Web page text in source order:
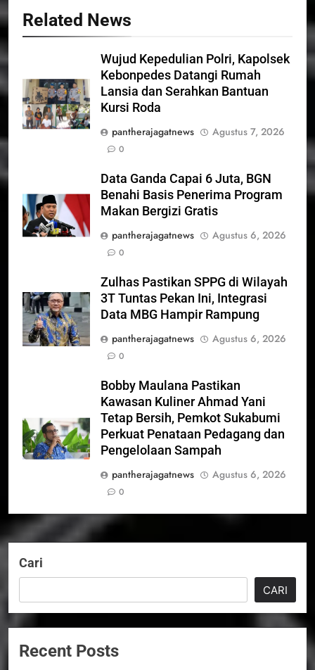
Related News
Wujud Kepedulian Polri, Kapolsek
Kebonpedes Datangi Rumah
Lansia dan Serahkan Bantuan
Kursi Roda
pantherajagatnews
Agustus 7, 2026
0
Data Ganda Capai 6 Juta, BGN
Benahi Basis Penerima Program
Makan Bergizi Gratis
pantherajagatnews
Agustus 6, 2026
0
Zulhas Pastikan SPPG di Wilayah
3T Tuntas Pekan Ini, Integrasi
Data MBG Hampir Rampung
pantherajagatnews
Agustus 6, 2026
0
Bobby Maulana Pastikan
Kawasan Kuliner Ahmad Yani
Tetap Bersih, Pemkot Sukabumi
Perkuat Penataan Pedagang dan
Pengelolaan Sampah
pantherajagatnews
Agustus 6, 2026
0
Cari
CARI
Recent Posts